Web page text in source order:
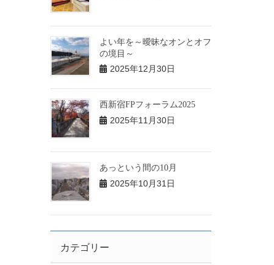
よい年を～曖昧なオンとオフ
の境目～
2025年12月30日
西新宿FPフォーラム2025
2025年11月30日
あっという間の10月
2025年10月31日
カテゴリー